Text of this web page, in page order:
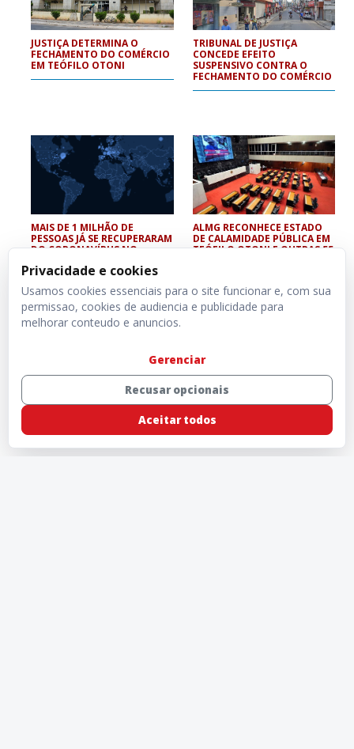
JUSTIÇA DETERMINA O
FECHAMENTO DO COMÉRCIO
EM TEÓFILO OTONI
TRIBUNAL DE JUSTIÇA
CONCEDE EFEITO
SUSPENSIVO CONTRA O
FECHAMENTO DO COMÉRCIO
MAIS DE 1 MILHÃO DE
PESSOAS JÁ SE RECUPERARAM
DO CORONAVÍRUS NO
ALMG RECONHECE ESTADO
DE CALAMIDADE PÚBLICA EM
TEÓFILO OTONI E OUTRAS 55
Privacidade e cookies
Usamos cookies essenciais para o site funcionar e, com sua
permissao, cookies de audiencia e publicidade para
melhorar conteudo e anuncios.
Gerenciar
Recusar opcionais
Aceitar todos